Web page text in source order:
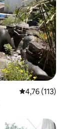
Средна
4,76 (113)